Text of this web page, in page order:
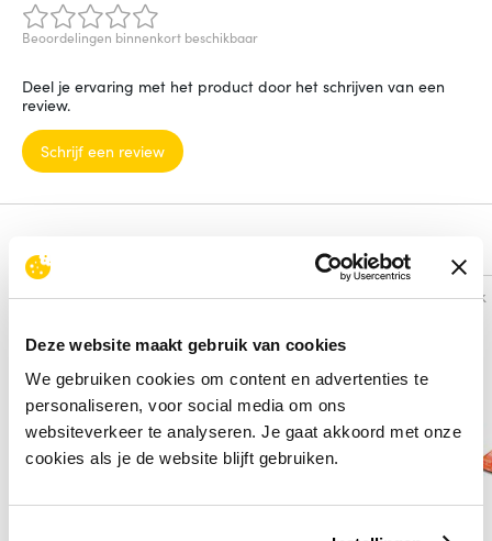
Deze website maakt gebruik van cookies
We gebruiken cookies om content en advertenties te
personaliseren, voor social media om ons
websiteverkeer te analyseren. Je gaat akkoord met onze
cookies als je de website blijft gebruiken.
Beoordelingen binnenkort beschikbaar
Deel je ervaring met het product door het schrijven van een
review.
Schrijf een review
Alternatieven
Vergelijk Vergelijk